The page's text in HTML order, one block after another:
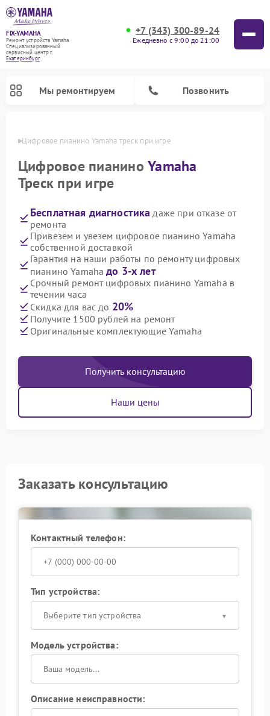
FIX-YAMAHA
Ремонт устройств Yamaha
Специализированный
cервисный центр г.
Екатеринбург
+7 (343) 300-89-24
Ежедневно с 9:00 до 21:00
Мы ремонтируем Позвонить
Цифровое пианино Yamaha треск при игре
Цифровое пианиноYamaha
Треск при игре
Бесплатная диагностика даже при отказе от
ремонта
Привезем и увезем цифровое пианино Yamaha
собственной доставкой
Гарантия на наши работы по ремонту цифровых
пианино Yamahaдо 3-х лет
Срочный ремонт цифровых пианино Yamaha в
течении часа
Скидка для вас до 20%
Получите 1500 рублей на ремонт
Оригинальные комплектующие Yamaha
Получить консультацию
Наши цены
Заказать консультацию
Контактный телефон:
Тип устройства:
Выберите тип устройства
Модель устройства:
Описание неисправности: